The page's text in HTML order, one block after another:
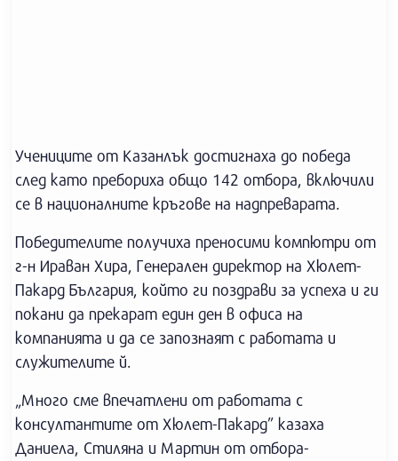
Учениците от Казанлък достигнаха до победа
след като пребориха общо 142 отбора, включили
се в националните кръгове на надпреварата.
Победителите получиха преносими компютри от
г-н Ираван Хира, Генерален директор на Хюлет-
Пакард България, който ги поздрави за успеха и ги
покани да прекарат един ден в офиса на
компанията и да се запознаят с работата и
служителите й.
„Много сме впечатлени от работата с
консултантите от Хюлет-Пакард” казаха
Даниела, Стиляна и Мартин от отбора-